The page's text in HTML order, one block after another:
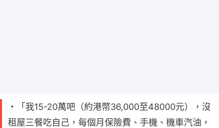
・「我15-20萬吧（約港幣36,000至48000元），沒
租屋三餐吃自己，每個月保險費、手機、機車汽油，